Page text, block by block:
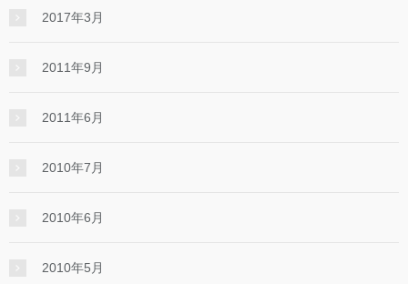
2017年3月
2011年9月
2011年6月
2010年7月
2010年6月
2010年5月